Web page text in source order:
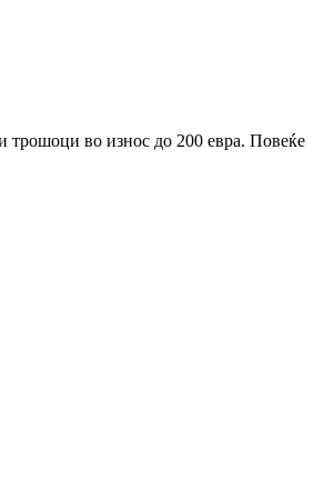
трошоци во износ до 200 евра. Повеќе